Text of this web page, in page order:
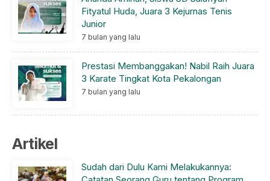
Fityatul Huda, Juara 3 Kejurnas Tenis
Junior
7 bulan yang lalu
Prestasi Membanggakan! Nabil Raih Juara
3 Karate Tingkat Kota Pekalongan
7 bulan yang lalu
Artikel
Sudah dari Dulu Kami Melakukannya: